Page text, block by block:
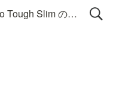
MAMORIO Pro Tough Slim のカスタマイズについて